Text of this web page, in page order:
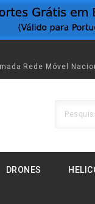
Rede Móvel
DRONES